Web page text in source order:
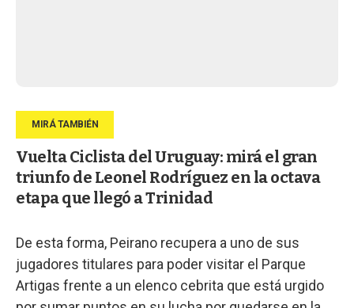
Vuelta Ciclista del Uruguay: mirá el gran
triunfo de Leonel Rodríguez en la octava
etapa que llegó a Trinidad
De esta forma, Peirano recupera a uno de sus
jugadores titulares para poder visitar el Parque
Artigas frente a un elenco cebrita que está urgido